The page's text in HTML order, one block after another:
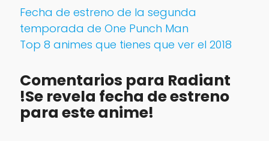
Fecha de estreno de la segunda
temporada de One Punch Man
Top 8 animes que tienes que ver el 2018
Comentarios para Radiant
!Se revela fecha de estreno
para este anime!